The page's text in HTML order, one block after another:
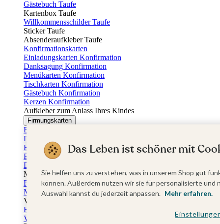
Gästebuch Taufe
Kartenbox Taufe
Willkommensschilder Taufe
Sticker Taufe
Absenderaufkleber Taufe
Konfirmationskarten
Einladungskarten Konfirmation
Danksagung Konfirmation
Menükarten Konfirmation
Tischkarten Konfirmation
Gästebuch Konfirmation
Kerzen Konfirmation
Aufkleber zum Anlass Ihres Kindes
Firmungskarten
Einladungskarten Firmung
Dankeskarten Firmung
Einschulungskarten
Einladungskarten Einschulung
Danksagung Einschulung
Muttertag
Fotogeschenke Muttertag
Muttertagskarten
Vatertag
Fotogeschenke Vatertag
Vatertagskarten
Das Leben ist schöner mit
Sie helfen uns zu verstehen, was in unserem Shop gut
können. Außerdem nutzen wir sie für personalisierte
Auswahl kannst du jederzeit anpassen. Mehr erfahren.